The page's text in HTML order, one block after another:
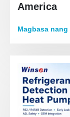
America
Magbasa